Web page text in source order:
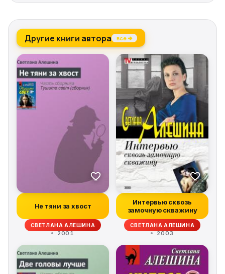
Другие книги автора все →
Не тяни за хвост
СВЕТЛАНА АЛЕШИНА
2001
Интервью сквозь
замочную скважину
СВЕТЛАНА АЛЕШИНА
2003